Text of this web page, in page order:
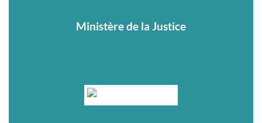
Ministère de la Justice